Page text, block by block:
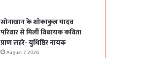
सोनाखान के शोकाकुल यादव
परिवार से मिलीं विधायक कविता
प्राण लहरे- युधिष्ठिर नायक
August 7, 2026